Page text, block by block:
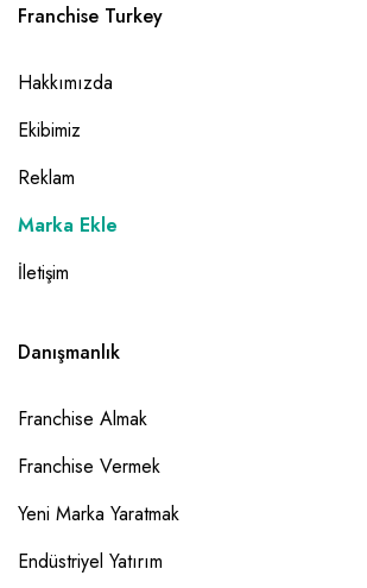
Franchise Turkey
Hakkımızda
Ekibimiz
Reklam
Marka Ekle
İletişim
Danışmanlık
Franchise Almak
Franchise Vermek
Yeni Marka Yaratmak
Endüstriyel Yatırım